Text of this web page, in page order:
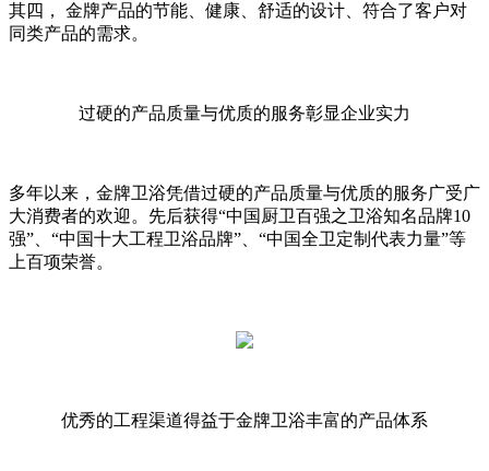
其四，
金牌产品的节能、健康、舒适的设计、符合了客户对
同类产品的需求。
过硬的产品质量与优质的服务彰显企业实力
多年以来，金牌卫浴凭借过硬的产品质量与优质的服务广受广
大消费者的欢迎。先后获得“中国厨卫百强之卫浴知名品牌10
强”、“中国十大工程卫浴品牌”、“中国全卫定制代表力量”等
上百项荣誉。
优秀的工程渠道得益于金牌卫浴丰富的产品体系